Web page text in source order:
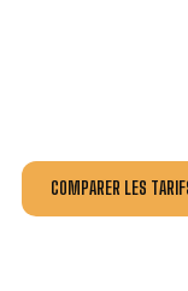
COMPARER LES